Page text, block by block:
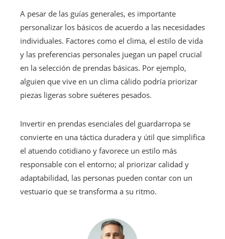
A pesar de las guías generales, es importante
personalizar los básicos de acuerdo a las necesidades
individuales. Factores como el clima, el estilo de vida
y las preferencias personales juegan un papel crucial
en la selección de prendas básicas. Por ejemplo,
alguien que vive en un clima cálido podría priorizar
piezas ligeras sobre suéteres pesados.
Invertir en prendas esenciales del guardarropa se
convierte en una táctica duradera y útil que simplifica
el atuendo cotidiano y favorece un estilo más
responsable con el entorno; al priorizar calidad y
adaptabilidad, las personas pueden contar con un
vestuario que se transforma a su ritmo.